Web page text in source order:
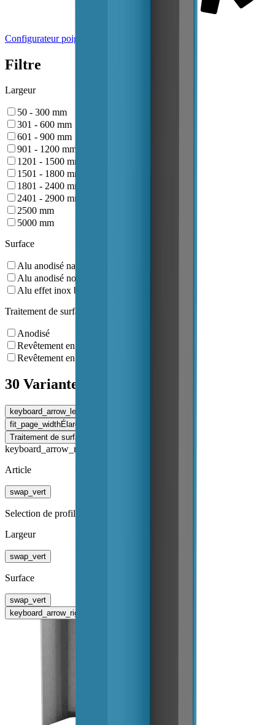
Configurateur poignées
Filtre
Largeur
50 - 300 mm
301 - 600 mm
601 - 900 mm
901 - 1200 mm
1201 - 1500 mm
1501 - 1800 mm
1801 - 2400 mm
2401 - 2900 mm
2500 mm
5000 mm
Surface
Alu anodisé naturel
Alu anodisé noir
Alu effet inox brossé
Traitement de surface
Anodisé
Revêtement en poudre NCS
Revêtement en poudre RAL
30 Variantes
keyboard_arrow_left
fit_page_widthÉlargir le tableau
Traitement de surface
keyboard_arrow_right
Article
swap_vert
Selection de profil
Largeur
swap_vert
Surface
swap_vert
keyboard_arrow_right